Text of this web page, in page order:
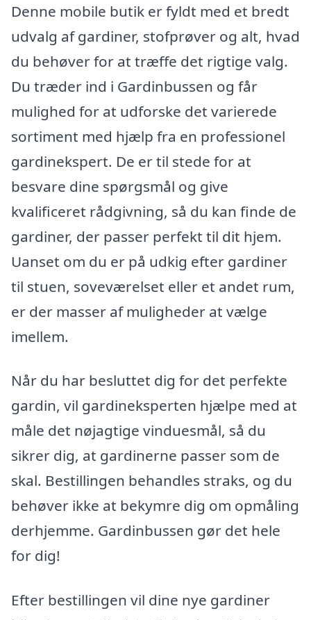
Denne mobile butik er fyldt med et bredt
udvalg af gardiner, stofprøver og alt, hvad
du behøver for at træffe det rigtige valg.
Du træder ind i Gardinbussen og får
mulighed for at udforske det varierede
sortiment med hjælp fra en professionel
gardinekspert. De er til stede for at
besvare dine spørgsmål og give
kvalificeret rådgivning, så du kan finde de
gardiner, der passer perfekt til dit hjem.
Uanset om du er på udkig efter gardiner
til stuen, soveværelset eller et andet rum,
er der masser af muligheder at vælge
imellem.
Når du har besluttet dig for det perfekte
gardin, vil gardineksperten hjælpe med at
måle det nøjagtige vinduesmål, så du
sikrer dig, at gardinerne passer som de
skal. Bestillingen behandles straks, og du
behøver ikke at bekymre dig om opmåling
derhjemme. Gardinbussen gør det hele
for dig!
Efter bestillingen vil dine nye gardiner